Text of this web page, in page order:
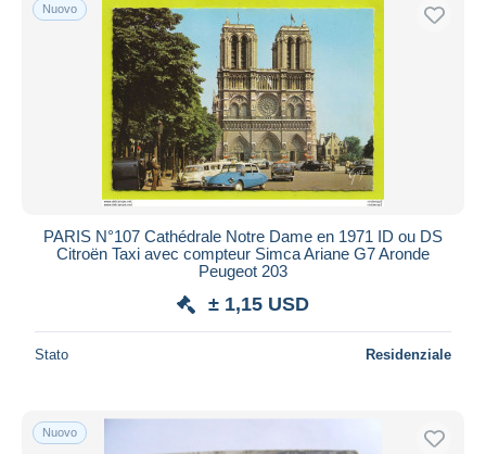
Nuovo
PARIS N°107 Cathédrale Notre Dame en 1971 ID ou DS
Citroën Taxi avec compteur Simca Ariane G7 Aronde
Peugeot 203
± 1,15 USD
Stato Residenziale
Nuovo